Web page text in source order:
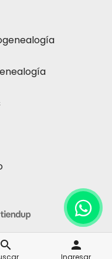
search person
Ingresar